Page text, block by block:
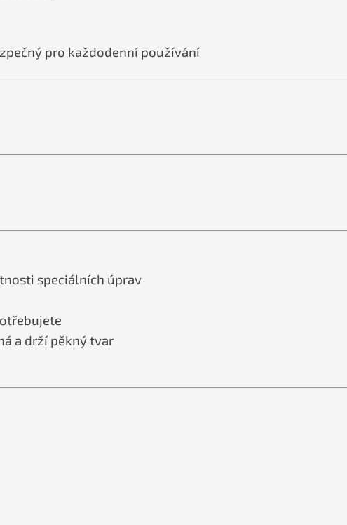
pro každodenní používání
speciálních úprav
a drží pěkný tvar